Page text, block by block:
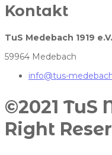
Kontakt
TuS Medebach 1919 e.V.
59964 Medebach
info@tus-
©2021
Right